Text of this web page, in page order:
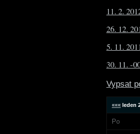
11. 2.
26. 12.
5. 11.
30. 11. -
Vypsat
««« leden
Po